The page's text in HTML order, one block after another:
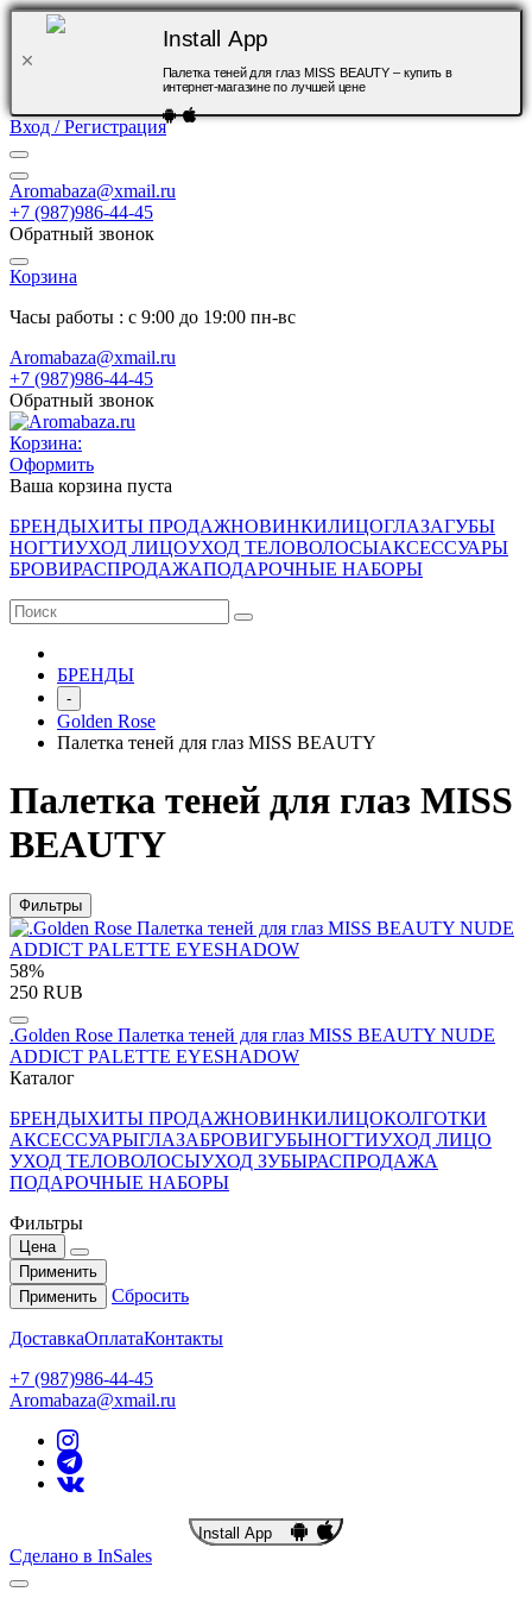
Install App
Палетка теней для глаз MISS BEAUTY – купить в
интернет-магазине по лучшей цене
Вход / Регистрация
Aromabaza@xmail.ru
+7 (987)986-44-45
Обратный звонок
Корзина
Часы работы : с 9:00 до 19:00 пн-вс
Aromabaza@xmail.ru
+7 (987)986-44-45
Обратный звонок
Корзина:
Оформить
Ваша корзина пуста
БРЕНДЫХИТЫ ПРОДАЖНОВИНКИЛИЦОГЛАЗАГУБЫ
НОГТИУХОД ЛИЦОУХОД ТЕЛОВОЛОСЫАКСЕССУАРЫ
БРОВИРАСПРОДАЖАПОДАРОЧНЫЕ НАБОРЫ
БРЕНДЫ
-
Golden Rose
Палетка теней для глаз MISS BEAUTY
Палетка теней для глаз MISS
BEAUTY
Фильтры
58%
250 RUB
.Golden Rose Палетка теней для глаз MISS BEAUTY NUDE
ADDICT PALETTE EYESHADOW
Каталог
БРЕНДЫХИТЫ ПРОДАЖНОВИНКИЛИЦОКОЛГОТКИ
АКСЕССУАРЫГЛАЗАБРОВИГУБЫНОГТИУХОД ЛИЦО
УХОД ТЕЛОВОЛОСЫУХОД ЗУБЫРАСПРОДАЖА
ПОДАРОЧНЫЕ НАБОРЫ
Фильтры
Цена
Применить
Применить
Сбросить
ДоставкаОплатаКонтакты
+7 (987)986-44-45
Aromabaza@xmail.ru
Install App
Сделано в InSales